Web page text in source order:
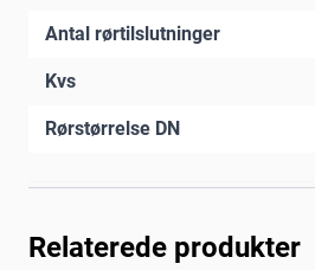
Antal rørtilslutninger
Kvs
Rørstørrelse DN
Relaterede produkter